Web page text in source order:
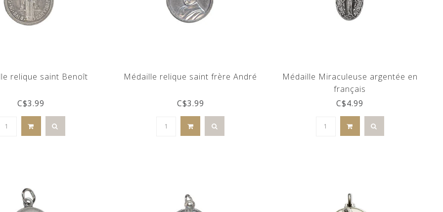
relique saint Benoît
C$3.99
Médaille relique saint frère André
C$3.99
Médaille Miraculeuse argentée en
français
C$4.99